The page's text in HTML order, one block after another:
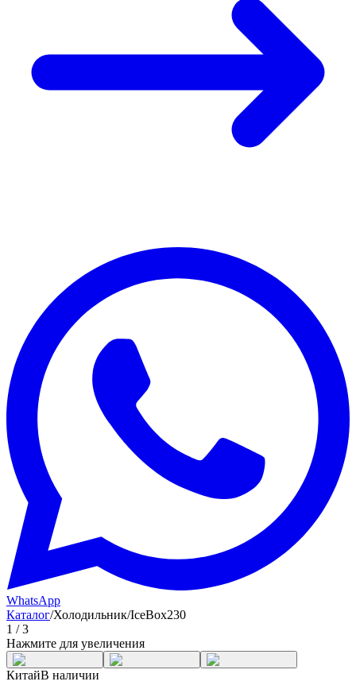
WhatsApp
Каталог/Холодильник/IceBox230
1 /3
Нажмите для увеличения
КитайВ наличии